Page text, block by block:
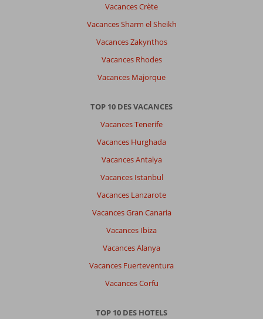
Vacances Crète
Vacances Sharm el Sheikh
Vacances Zakynthos
Vacances Rhodes
Vacances Majorque
TOP 10 DES VACANCES
Vacances Tenerife
Vacances Hurghada
Vacances Antalya
Vacances Istanbul
Vacances Lanzarote
Vacances Gran Canaria
Vacances Ibiza
Vacances Alanya
Vacances Fuerteventura
Vacances Corfu
TOP 10 DES HOTELS